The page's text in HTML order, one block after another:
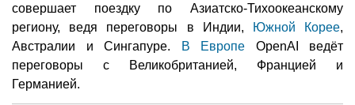
совершает поездку по Азиатско-Тихоокеанскому
региону, ведя переговоры в Индии,
Южной Корее,
Австралии и Сингапуре.
В Европе OpenAI ведёт
переговоры с Великобританией, Францией и
Германией.